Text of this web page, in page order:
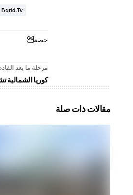
Barid.tv
حصة
مرحلة ما بعد
كوريا الشمالية
مقالات ذات صلة